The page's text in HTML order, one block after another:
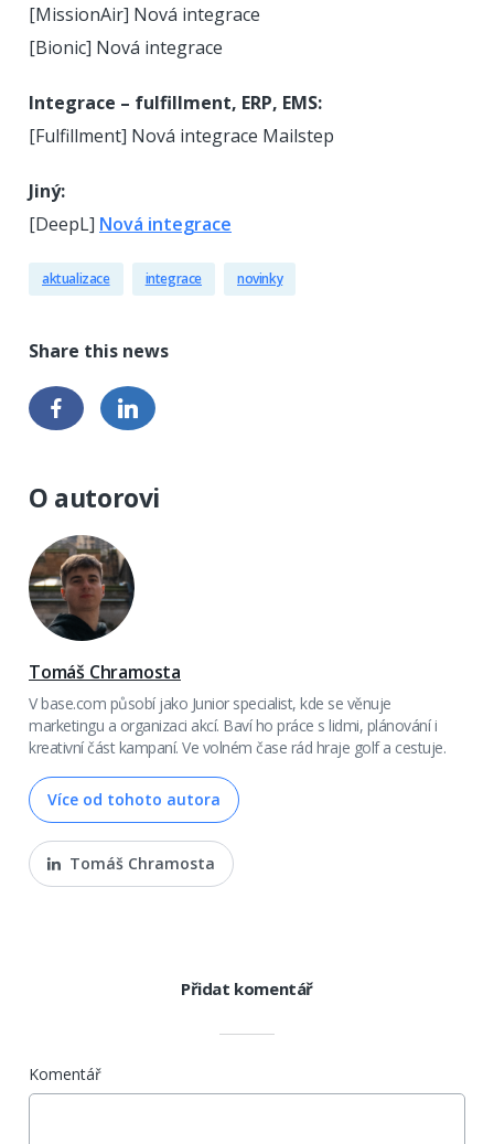
[MissionAir] Nová integrace
[Bionic] Nová integrace
Integrace – fulfillment, ERP, EMS:
[Fulfillment] Nová integrace Mailstep
Jiný:
[DeepL] Nová integrace
aktualizace integrace novinky
O autorovi
Tomáš Chramosta
V base.com působí jako Junior specialist, kde se věnuje
marketingu a organizaci akcí. Baví ho práce s lidmi, plánování i
kreativní část kampaní. Ve volném čase rád hraje golf a cestuje.
Více od tohoto autora
Tomáš Chramosta
Přidat komentář
Komentář